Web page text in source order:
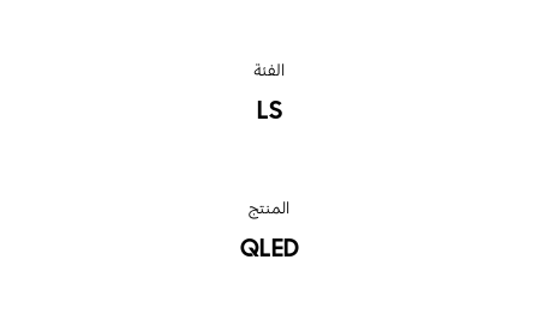
الفئة
LS
المنتج
QLED